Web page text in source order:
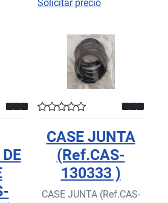
Solicitar precio
CASE JUNTA
(Ref.CAS-
130333 )
CASE JUNTA (Ref.CAS-